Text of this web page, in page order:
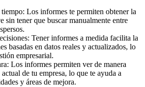
Los informes te permiten obtener la
sin tener que buscar manualmente entre
Tener informes a medida facilita la
basadas en datos reales y actualizados, lo
empresarial.
Los informes permiten ver de manera
de tu empresa, lo que te ayuda a
y áreas de mejora.